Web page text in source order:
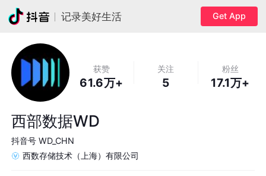
记录美好生活 Get App
获赞
61.6万+
关注
5
粉丝
17.1万+
西部数据WD
抖音号 WD_CHN
西数存储技术（上海）有限公司